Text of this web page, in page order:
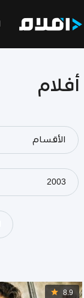
أفلام
الأقسام
2003
8.9